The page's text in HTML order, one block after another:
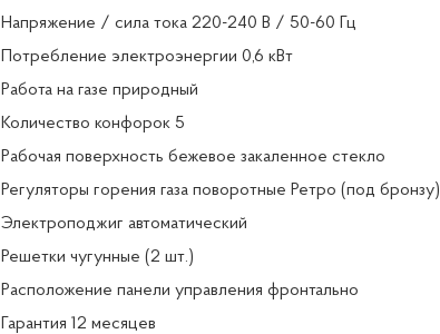
Напряжение / сила тока 220-240 В / 50-60 Гц
Потребление электроэнергии 0,6 кВт
Работа на газе природный
Количество конфорок 5
Рабочая поверхность бежевое закаленное стекло
Регуляторы горения газа поворотные Ретро (под бронзу)
Электроподжиг автоматический
Решетки чугунные (2 шт.)
Расположение панели управления фронтально
Гарантия 12 месяцев